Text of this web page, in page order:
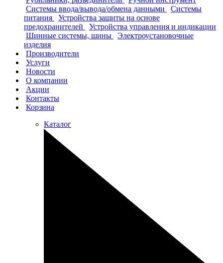
Системы ввода/вывода/обмена данными
Системы
питания
Устройства защиты на основе
предохранителей
Устройства управления и индикации
Шинные системы, шины
Электроустановочные
изделия
Производители
Услуги
Новости
О компании
Акции
Контакты
Корзина
Каталог